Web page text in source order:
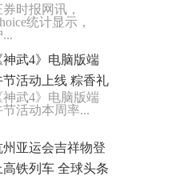
流入超2亿元
券时报网讯，
统计显示，
...
神武4》电脑版端
节活动上线 粽香礼
人神武4》电脑版端
节活动本周率...
州亚运会吉祥物登
高铁列车 全球头条